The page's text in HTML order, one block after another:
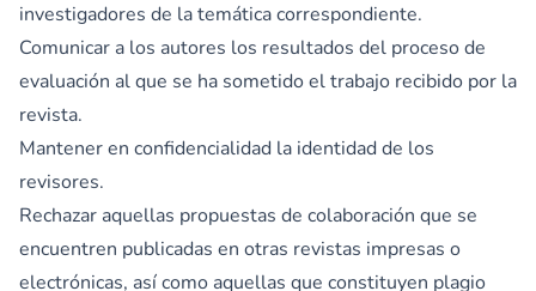
investigadores de la temática correspondiente.
Comunicar a los autores los resultados del proceso de
evaluación al que se ha sometido el trabajo recibido por la
revista.
Mantener en confidencialidad la identidad de los
revisores.
Rechazar aquellas propuestas de colaboración que se
encuentren publicadas en otras revistas impresas o
electrónicas, así como aquellas que constituyen plagio